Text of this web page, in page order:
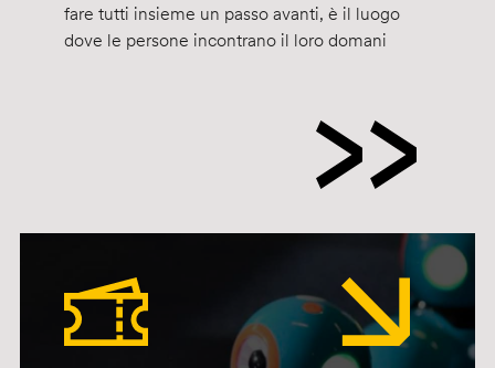
fare tutti insieme un passo avanti, è il luogo
dove le persone incontrano il loro domani